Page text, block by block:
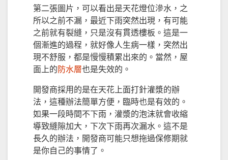
第二張圖片，可以看出是天花燈位滲水，之
所以之前不漏，最近下雨突然出現，有可能
之前就有裂縫，只是沒有貫透樓板。這是一
個漸進的過程，就好像人生病一樣，突然出
現不舒服，都是慢慢積累出來的。當然，屋
面上的 防水層也是失效的。
開發商採用的是在天花上面打針灌漿的辦
法，這種辦法簡單方便，臨時也是有效的。
如果一段時間不下雨，灌漿的泡沫就會收縮
導致縫隙加大，下次下雨再次漏水。這不是
長久的辦法，開發商可能只想拖過保修期就
是你自己的事情了。